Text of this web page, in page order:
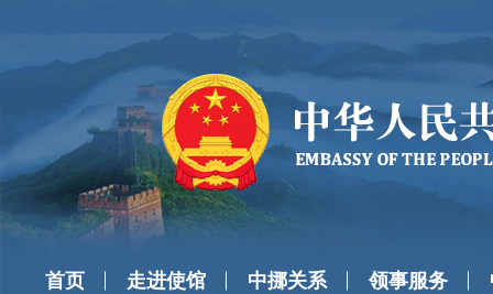
首页 走进使馆 中挪关系 领事服务